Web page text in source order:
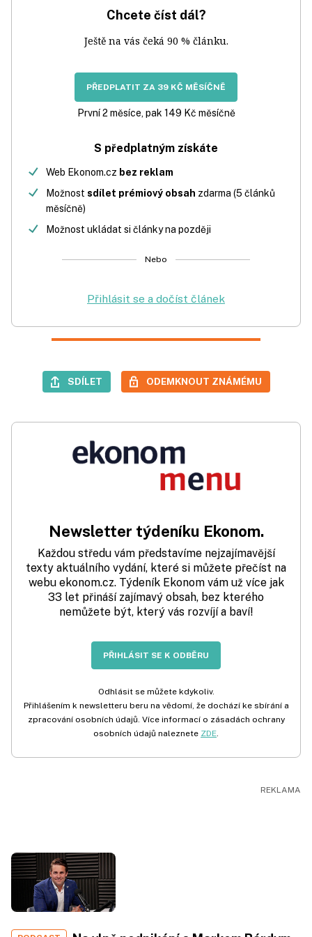
Chcete číst dál?
Ještě na vás čeká 90 % článku.
PŘEDPLATIT ZA 39 KČ MĚSÍČNĚ
První 2 měsíce, pak 149 Kč měsíčně
S předplatným získáte
Web Ekonom.cz bez reklam
Možnost sdílet prémiový obsah zdarma (5 článků
měsíčně)
Možnost ukládat si články na později
Nebo
Přihlásit se a dočíst článek
SDÍLET ODEMKNOUT ZNÁMÉMU
Newsletter týdeníku Ekonom.
Každou středu vám představíme nejzajímavější
texty aktuálního vydání, které si můžete přečíst na
webu ekonom.cz. Týdeník Ekonom vám už více jak
33 let přináší zajímavý obsah, bez kterého
nemůžete být, který vás rozvíjí a baví!
PŘIHLÁSIT SE K ODBĚRU
Odhlásit se můžete kdykoliv.
Přihlášením k newsletteru beru na vědomí, že dochází ke sbírání a
zpracování osobních údajů. Více informací o zásadách ochrany
osobních údajů naleznete ZDE.